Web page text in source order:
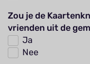
Zou je de
vrienden uit de
Ja
Nee